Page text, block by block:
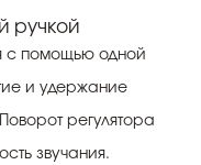
ручкой
с помощью одной
и удержание
регулятора
звучания.